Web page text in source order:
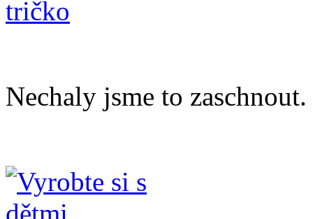
Nechaly jsme to zaschnout.